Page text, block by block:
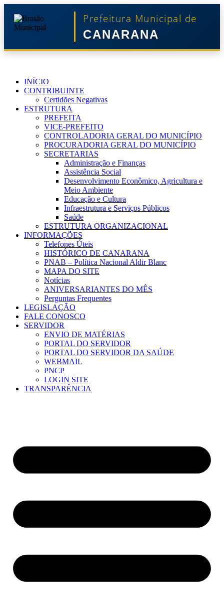
Prefeitura Municipal de
CANARANA
INÍCIO
CONTRIBUINTE
Certidões Negativas
ESTRUTURA
PREFEITA
VICE-PREFEITO
CONTROLADORIA GERAL DO MUNICÍPIO
PROCURADORIA GERAL DO MUNICÍPIO
SECRETARIAS
Administração e Finanças
Assistência Social
Desenvolvimento Econômico, Agricultura e
Meio Ambiente
Educação e Cultura
Infraestrutura e Serviços Públicos
Saúde
ESTRUTURA ORGANIZACIONAL
INFORMAÇÕES
Telefones Úteis
HISTÓRICO DE CANARANA
PNAB – Política Nacional Aldir Blanc
MAPA DO SITE
Notícias
ANIVERSARIANTES DO MÊS
Perguntas Frequentes
LEGISLAÇÃO
FALE CONOSCO
SERVIDOR
ENVIO DE MATÉRIAS
PORTAL DO SERVIDOR
PORTAL DO SERVIDOR DA SAÚDE
WEBMAIL
PNCP
LOGIN SITE
TRANSPARÊNCIA